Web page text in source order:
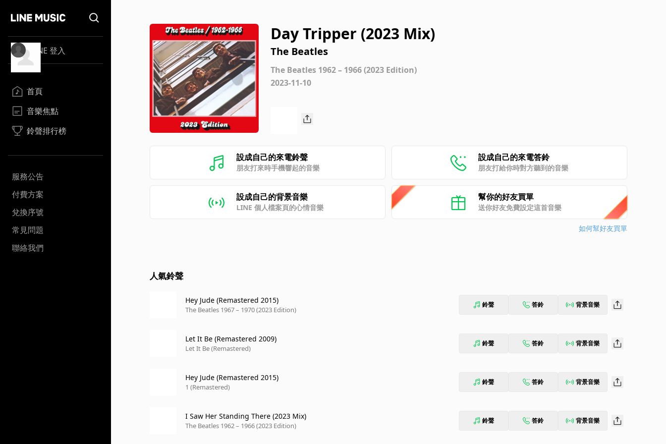
LINE 登入
首頁
音樂焦點
鈴聲排行榜
服務公告
付費方案
兌換序號
常見問題
聯絡我們
Day Tripper (2023 Mix)
The Beatles
The Beatles 1962 – 1966 (2023 Edition)
2023-11-10
設成自己的來電鈴聲
朋友打來時手機響起的音樂
設成自己的來電答鈴
朋友打給你時對方聽到的音樂
設成自己的背景音樂
LINE 個人檔案頁的心情音樂
幫你的好友買單
送你好友免費設定這首音樂
如何幫好友買單
人氣鈴聲
Hey Jude (Remastered 2015)
The Beatles 1967 – 1970 (2023 Edition)
鈴聲 答鈴 背景音樂
Let It Be (Remastered 2009)
Let It Be (Remastered)
鈴聲 答鈴 背景音樂
Hey Jude (Remastered 2015)
1 (Remastered)
鈴聲 答鈴 背景音樂
I Saw Her Standing There (2023 Mix)
The Beatles 1962 – 1966 (2023 Edition)
鈴聲 答鈴 背景音樂